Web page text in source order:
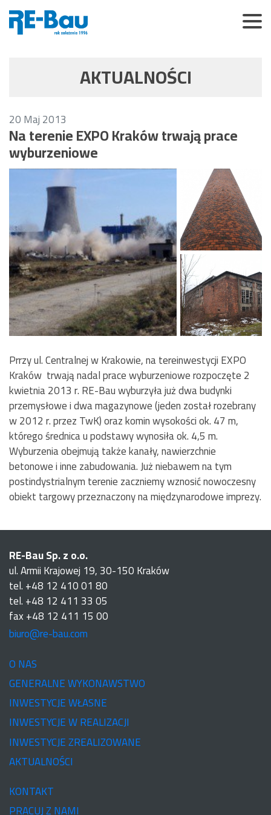
AKTUALNOŚCI
20Maj2013
Na terenie EXPO Kraków trwają prace
wyburzeniowe
Prrzy ul. Centralnej w Krakowie, na tereinwestycji EXPO
Kraków trwają nadal prace wyburzeniowe rozpoczęte 2
kwietnia 2013 r. RE-Bau wyburzyła już dwa budynki
przemysłowe i dwa magazynowe (jeden został rozebrany
w 2012 r. przez TwK) oraz komin wysokości ok. 47 m,
którego średnica u podstawy wynosiła ok. 4,5 m.
Wyburzenia obejmują także kanały, nawierzchnie
betonowe i inne zabudowania. Już niebawem na tym
postindystrialnym terenie zaczniemy wznosić nowoczesny
obiekt targowy przeznaczony na międzynarodowe imprezy.
RE-Bau Sp. z o.o.
ul. Armii Krajowej 19, 30-150 Kraków
tel. +48 12 410 01 80
tel. +48 12 411 33 05
fax +48 12 411 15 00
biuro@re-bau.com
O NAS
GENERALNE WYKONAWSTWO
INWESTYCJE WŁASNE
INWESTYCJE W REALIZACJI
INWESTYCJE ZREALIZOWANE
AKTUALNOŚCI
KONTAKT
PRACUJ Z NAMI